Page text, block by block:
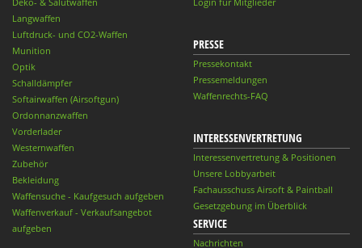
Langwaffen
Luftdruck- und CO2-Waffen
Munition
Optik
Schalldämpfer
Softairwaffen (Airsoftgun)
Ordonnanzwaffen
Vorderlader
Westernwaffen
Zubehör
Bekleidung
Waffensuche - Kaufgesuch aufgeben
Waffenverkauf - Verkaufsangebot
aufgeben
PRESSE
Pressekontakt
Pressemeldungen
Waffenrechts-FAQ
INTERESSENVERTRETUNG
Interessenvertretung & Positionen
Unsere Lobbyarbeit
Fachausschuss Airsoft & Paintball
Gesetzgebung im Überblick
SERVICE
Nachrichten